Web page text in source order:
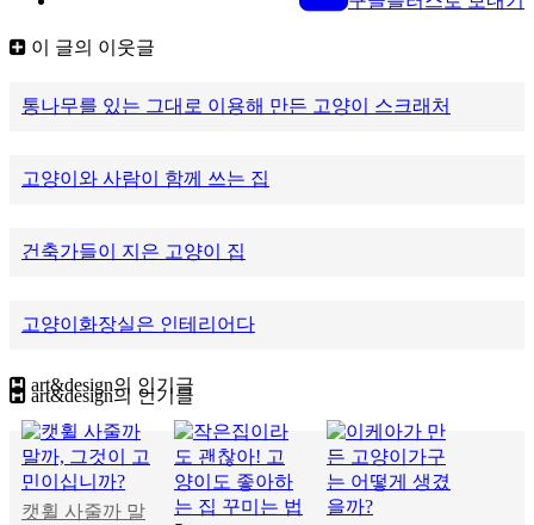
이 글의 이웃글
통나무를 있는 그대로 이용해 만든 고양이 스크래처
고양이와 사람이 함께 쓰는 집
건축가들이 지은 고양이 집
고양이화장실은 인테리어다
art&design의 인기글
캣휠 사줄까 말
art&design의 인기글